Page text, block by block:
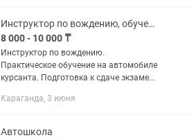
уверенно...
Инструктор по вождению, обучение на автомобиле курсанта.
8 000 - 10 000 ₸
Инструктор по вождению.
Практическое обучение на автомобиле
курсанта. Подготовка к сдаче экзамена
всем необходимым на выкам
утерянных...
Караганда, 3 июня
Автошкола